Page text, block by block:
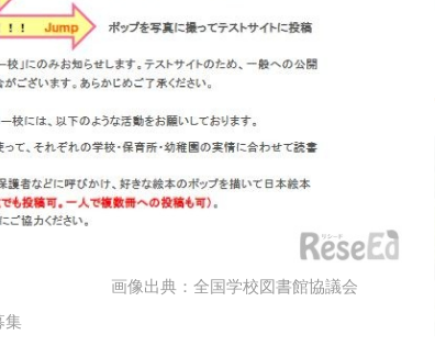
画像出典：全国学校図書館協議会
集